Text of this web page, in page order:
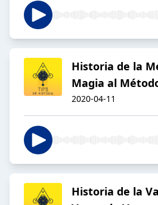
Historia de la
Magia al
2020-04-11
Historia de la